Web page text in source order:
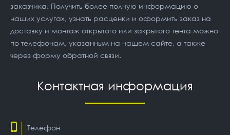
заказчика. Получить более полную информацию о
наших услугах, узнать расценки и оформить заказ на
доставку и монтаж открытого или закрытого тента можно
по телефонам, указанным на нашем сайте, а также
через форму обратной связи.
Контактная информация
Телефон